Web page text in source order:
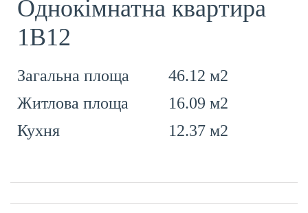
Однокімнатна квартира
1В12
Загальна площа
46.12 м2
Житлова площа
16.09 м2
Кухня
12.37 м2